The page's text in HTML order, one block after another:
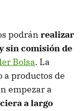
podrán realizar
sin comisión de
Bolsa. La
a productos de
empezar a
a largo